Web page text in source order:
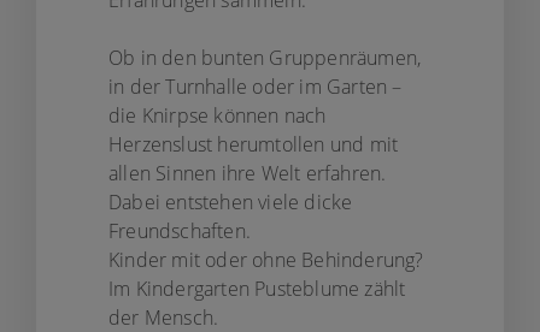
Ob in den bunten Gruppenräumen,
in der Turnhalle oder im Garten –
die Knirpse können nach
Herzenslust herumtollen und mit
allen Sinnen ihre Welt erfahren.
Dabei entstehen viele dicke
Freundschaften.
Kinder mit oder ohne Behinderung?
Im Kindergarten Pusteblume zählt
der Mensch.